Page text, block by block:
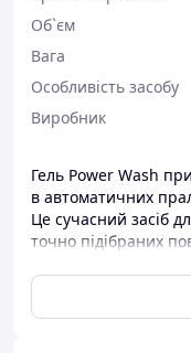
Об`єм
Вага
Особливість засобу
Виробник
Гель Power Wash
в автоматичних
Це сучасний засіб
точно підібраних
і неприємні запахи.
бавовняних,